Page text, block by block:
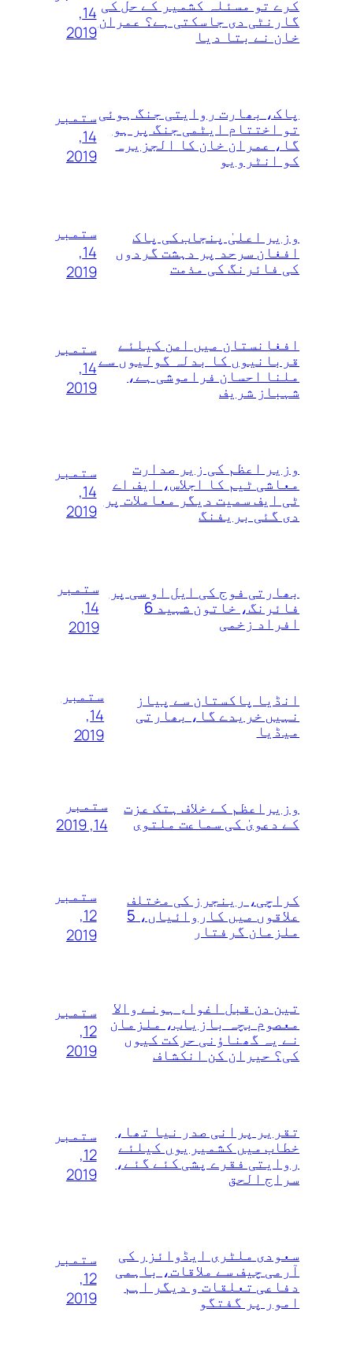
کرے تو مسئلہ کشمیر کے حل کی
گارنٹی دی جاسکتی ہے؟ عمران
خان نے بتا دیا
14,
2019
پاک، بھارت روایتی جنگ ہوئی
تو اختتام ایٹمی جنگ پر ہو
گا، عمران خان کا الجزیرہ
کو انٹرویو
ستمبر
14,
2019
وزیر اعلیٰ پنجاب کی پاک
افغان سرحد پر دہشت گردوں
کی فائرنگ کی مذمت
ستمبر
14,
2019
افغانستان میں امن کیلئے
قربانیوں کا بدلہ گولیوں سے
ملنا احسان فراموشی ہے،
شہباز شریف
ستمبر
14,
2019
وزیر اعظم کی زیر صدارت
معاشی ٹیم کا اجلاس، ایف اے
ٹی ایف سمیت دیگر معاملات پر
دی گئی بریفنگ
ستمبر
14,
2019
بھارتی فوج کی ایل او سی پر
فائرنگ، خاتون شہید 6
افراد زخمی
ستمبر
14,
2019
انڈیا پاکستان سے پیاز
نہیں خریدے گا، بھارتی
میڈیا
ستمبر
14,
2019
وزیراعظم کے خلاف ہتک عزت
کے دعویٰ کی سماعت ملتوی
ستمبر
14, 2019
کراچی، رینجرز کی مختلف
علاقوں میں کاروائیاں، 5
ملزمان گرفتار
ستمبر
12,
2019
تین دن قبل اغواء ہونے والا
معصوم بچہ بازیاب، ملزمان
نے یہ گھناؤنی حرکت کیوں
کی؟ حیران کن انکشاف
ستمبر
12,
2019
تقریر پرانی صدر نیا تھا،
خطاب میں کشمیریوں کیلئے
روایتی فقرے پشی کئے گئے،
سراج الحق
ستمبر
12,
2019
سعودی ملٹری ایڈوائزر کی
آرمی چیف سے ملاقات، باہمی
دفاعی تعلقات و دیگر اہم
امور پر گفتگو
ستمبر
12,
2019